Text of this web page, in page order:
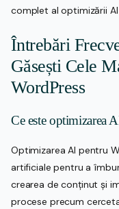
complet al optimizării
Întrebări
Găsești Cele
WordPress
Ce este optimizarea
Optimizarea AI pentru
artificiale pentru a
crearea de conținut și
procese precum